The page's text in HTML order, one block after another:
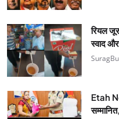
रियल
स्वाद
Etah